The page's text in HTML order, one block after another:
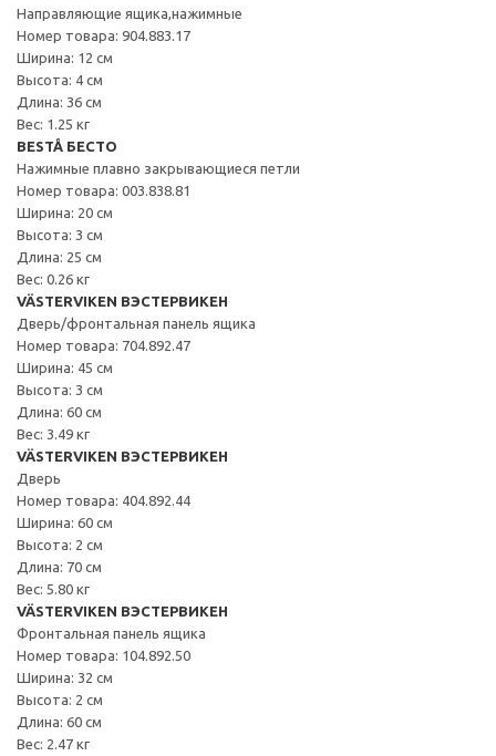
Направляющие ящика,нажимные
Номер товара: 904.883.17
Ширина: 12 см
Высота: 4 см
Длина: 36 см
Вес: 1.25 кг
BESTÅ БЕСТО
Нажимные плавно закрывающиеся петли
Номер товара: 003.838.81
Ширина: 20 см
Высота: 3 см
Длина: 25 см
Вес: 0.26 кг
VÄSTERVIKEN ВЭСТЕРВИКЕН
Дверь/фронтальная панель ящика
Номер товара: 704.892.47
Ширина: 45 см
Высота: 3 см
Длина: 60 см
Вес: 3.49 кг
VÄSTERVIKEN ВЭСТЕРВИКЕН
Дверь
Номер товара: 404.892.44
Ширина: 60 см
Высота: 2 см
Длина: 70 см
Вес: 5.80 кг
VÄSTERVIKEN ВЭСТЕРВИКЕН
Фронтальная панель ящика
Номер товара: 104.892.50
Ширина: 32 см
Высота: 2 см
Длина: 60 см
Вес: 2.47 кг